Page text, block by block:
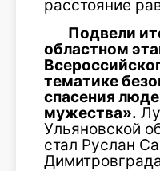
расстояние
Подвели
областном
тематике
спасения
мужества».
Ульяновской
стал Руслан